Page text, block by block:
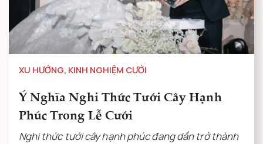
XU HƯỚNG, KINH NGHIỆM CƯỚI
Ý Nghĩa Nghi Thức Tưới Cây Hạnh
Phúc Trong Lễ Cưới
Nghi thức tưới cây hạnh phúc đang dần trở thành